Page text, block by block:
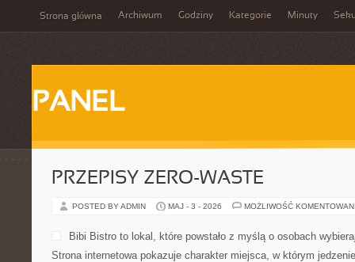
Strona główna Archiwum Godziny Kategorie Minuty
PANEL
PRZEPISY ZERO-WASTE
POSTED BY ADMIN MAJ - 3 - 2026 MOŻLIWOŚĆ
Bibi Bistro to lokal, które powstało z myślą o osobach
Strona internetowa pokazuje charakter miejsca, w którym